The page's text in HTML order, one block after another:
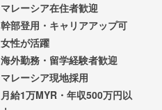
マレーシア在住者歓迎
幹部登用・キャリアアップ可
女性が活躍
海外勤務・留学経験者歓迎
マレーシア現地採用
月給1万MYR・年収500万円以